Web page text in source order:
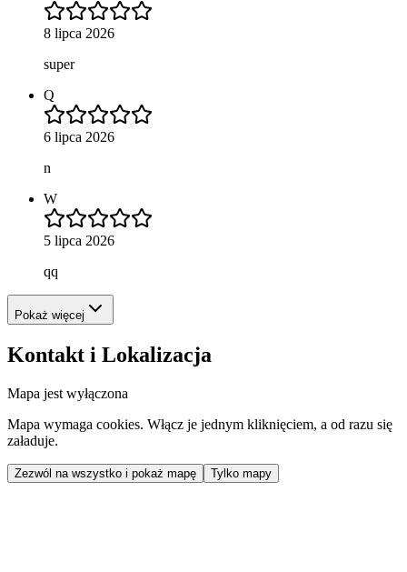
8 lipca 2026
super
Q
6 lipca 2026
n
W
5 lipca 2026
qq
Pokaż więcej
Kontakt i Lokalizacja
Mapa jest wyłączona
Mapa wymaga cookies. Włącz je jednym kliknięciem, a od razu się
załaduje.
Zezwól na wszystko i pokaż mapę Tylko mapy